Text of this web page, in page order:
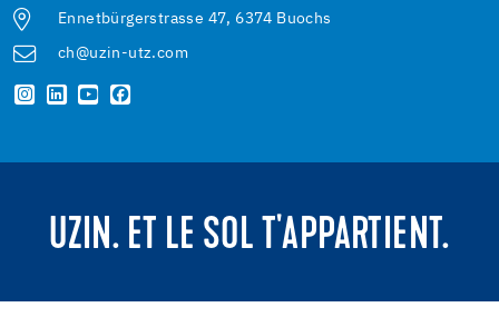
Ennetbürgerstrasse 47, 6374 Buochs
ch@uzin-utz.com
UZIN. ET LE SOL T'APPARTIENT.